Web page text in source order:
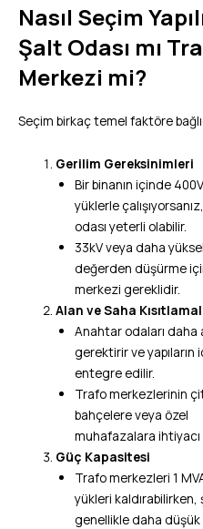
Nasıl Seçim
Şalt Odası mı
Merkezi mi?
Seçim birkaç temel faktöre
Gerilim Gereksinimleri
Bir binanın içinde
yüklerle
odası yeterli olabilir.
33kV veya daha
değerden düşürme
merkezi gereklidir.
Alan ve Saha
Anahtar odaları daha
gerektirir ve yapıların
entegre edilir.
Trafo merkezlerinin
bahçelere veya özel
muhafazalara ihtiyacı
Güç Kapasitesi
Trafo merkezleri 1
yükleri kaldırabilirken,
genellikle daha